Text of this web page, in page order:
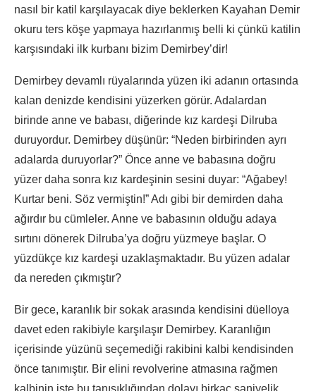
nasıl bir katil karşılayacak diye beklerken Kayahan Demir
okuru ters köşe yapmaya hazırlanmış belli ki çünkü katilin
karşısındaki ilk kurbanı bizim Demirbey’dir!
Demirbey devamlı rüyalarında yüzen iki adanın ortasında
kalan denizde kendisini yüzerken görür. Adalardan
birinde anne ve babası, diğerinde kız kardeşi Dilruba
duruyordur. Demirbey düşünür: “Neden birbirinden ayrı
adalarda duruyorlar?” Önce anne ve babasına doğru
yüzer daha sonra kız kardeşinin sesini duyar: “Ağabey!
Kurtar beni. Söz vermiştin!” Adı gibi bir demirden daha
ağırdır bu cümleler. Anne ve babasının olduğu adaya
sırtını dönerek Dilruba’ya doğru yüzmeye başlar. O
yüzdükçe kız kardeşi uzaklaşmaktadır. Bu yüzen adalar
da nereden çıkmıştır?
Bir gece, karanlık bir sokak arasında kendisini düelloya
davet eden rakibiyle karşılaşır Demirbey. Karanlığın
içerisinde yüzünü seçemediği rakibini kalbi kendisinden
önce tanımıştır. Bir elini revolverine atmasına rağmen
kalbinin işte bu tanışıklığından dolayı birkaç saniyelik